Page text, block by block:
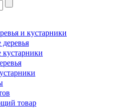
и кустарники
товар